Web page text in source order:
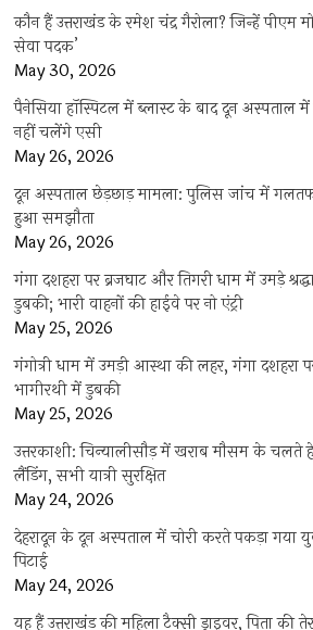
कौन हैं उत्तराखंड के रमेश चंद्र गैरोला? जिन्हें पीएम
सेवा पदक’
May 30, 2026
पैनेसिया हॉस्पिटल में ब्लास्ट के बाद दून अस्पताल
नहीं चलेंगे एसी
May 26, 2026
दून अस्पताल छेड़छाड़ मामला: पुलिस जांच में
हुआ समझौता
May 26, 2026
गंगा दशहरा पर ब्रजघाट और तिगरी धाम में उमड़े
डुबकी; भारी वाहनों की हाईवे पर नो एंट्री
May 25, 2026
गंगोत्री धाम में उमड़ी आस्था की लहर, गंगा दशहरा
भागीरथी में डुबकी
May 25, 2026
उत्तरकाशी: चिन्यालीसौड़ में खराब मौसम के चलते
लैंडिंग, सभी यात्री सुरक्षित
May 24, 2026
देहरादून के दून अस्पताल में चोरी करते पकड़ा गया
पिटाई
May 24, 2026
यह हैं उत्तराखंड की महिला टैक्सी ड्राइवर, पिता की